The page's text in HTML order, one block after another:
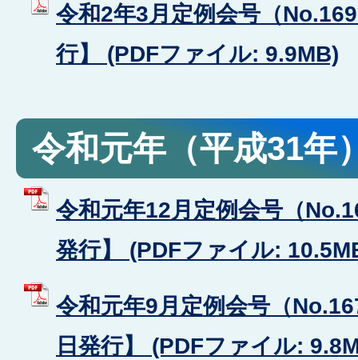
令和2年3月定例会号（
行】 (PDFファイル: 9.9MB)
令和元年（平成31年
令和元年12月定例会号（
発行】 (PDFファイル:
令和元年9月定例会号（
日発行】 (PDFファイル: